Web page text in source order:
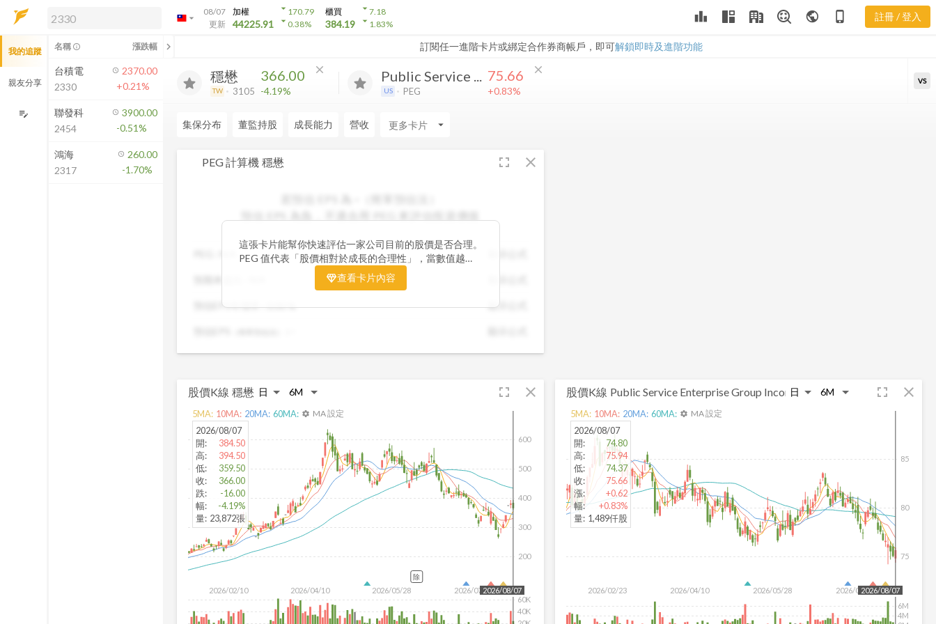
arrow_drop_down
08/07
更新
加權
44225.91
arrow_drop_down170.79
arrow_drop_down0.38%
櫃買
384.19
arrow_drop_down7.18
arrow_drop_down1.83% leaderboard public phone_iphone 註冊 / 登入
訂閱任一進階卡片或綁定合作券商帳戶，即可解鎖即時及進階功能
解鎖即時行情及進階功能
方案」，即可解鎖以下功能：
即時行情
即時市況與排行
成交金額熱力圖
前往方案訂閱
如何綁定合作券商
算機
穩懋
TW 3105
366.00
-4.19%
close Public Service ...
US PEG
75.66
+0.83%
close
VS
集保分布 董監持股 成長能力 營收 arrow_drop_down
PEG 計算機 穩懋 fullscreen close
預估EPS年增率 :0.00% 顯示公式
這張卡片能幫你快速評估一家公司目前的股價是否合理。
PEG 值代表「股價相對於成長的合理性」，當數值越
低，通常表示股票價格尚未充分反映公司未來的獲利成長
潛力，具備投資吸引力。 卡片同時顯示預估 EPS、年增
查看卡片內容
股價K線 穩懋 fullscreen close
2026/02/10 2026/04/10 2026/05/28 2026/07/16
200
300
400
500
600
2026/08/07
40K
60K
2026/08/07
開:
384.50
高:
394.50
低:
359.50
收:
366.00
跌:
-16.00
幅:
-4.19%
量: 23,872張
5MA: 10MA: 20MA: 60MA: settings MA 設定
除
股價K線 Public Service Enterprise Group Incorporated fullscreen close
2026/02/23 2026/04/10 2026/05/28 2026/07/16
75
80
85
2026/08/07
4M
6M
2026/08/07
開:
74.80
高:
75.94
低:
74.37
收:
75.66
漲:
+0.62
幅:
+0.83%
量: 1,489仟股
5MA: 10MA: 20MA: 60MA: settings MA 設定
我的追蹤
親友分享
edit_note
名稱 info_outline 漲跌幅 chevron_left
台積電
2330
2370.00
+0.21%
聯發科
2454
3900.00
-0.51%
鴻海
2317
260.00
-1.70%